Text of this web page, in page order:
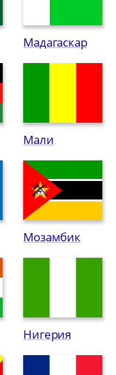
Мадагаскар
Мали
Мозамбик
Нигерия